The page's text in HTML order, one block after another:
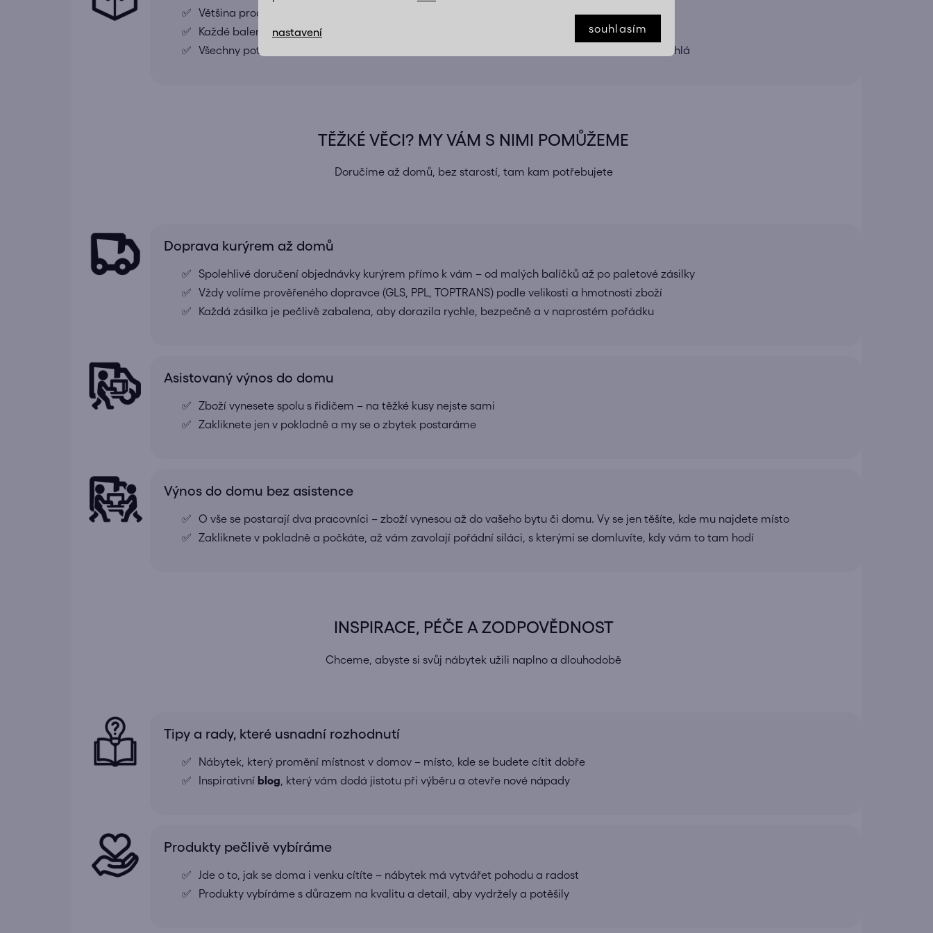
nastavení souhlasím
Většina produktů je dodávána v demontovaném stavu
Každé balení obsahuje přehledný montážní návod srozumitelně popsaný krok za krokem
Všechny potřebné díly a komponenty jsou součástí balení, aby byla montáž jednoduchá a rychlá
TĚŽKÉ VĚCI? MY VÁM S NIMI POMŮŽEME
Doručíme až domů, bez starostí, tam kam potřebujete
Doprava kurýrem až domů
Spolehlivé doručení objednávky kurýrem přímo k vám – od malých balíčků až po paletové zásilky
Vždy volíme prověřeného dopravce (GLS, PPL, TOPTRANS) podle velikosti a hmotnosti zboží
Každá zásilka je pečlivě zabalena, aby dorazila rychle, bezpečně a v naprostém pořádku
Asistovaný výnos do domu
Zboží vynesete spolu s řidičem – na těžké kusy nejste sami
Zakliknete jen v pokladně a my se o zbytek postaráme
Výnos do domu bez asistence
O vše se postarají dva pracovníci – zboží vynesou až do vašeho bytu či domu. Vy se jen těšíte, kde mu najdete místo
Zakliknete v pokladně a počkáte, až vám zavolají pořádní siláci, s kterými se domluvíte, kdy vám to tam hodí
INSPIRACE, PÉČE A ZODPOVĚDNOST
Chceme, abyste si svůj nábytek užili naplno a dlouhodobě
Tipy a rady, které usnadní rozhodnutí
Nábytek, který promění místnost v domov – místo, kde se budete cítit dobře
Inspirativní blog , který vám dodá jistotu při výběru a otevře nové nápady
Produkty pečlivě vybíráme
Jde o to, jak se doma i venku cítíte – nábytek má vytvářet pohodu a radost
Produkty vybíráme s důrazem na kvalitu a detail, aby vydržely a potěšily